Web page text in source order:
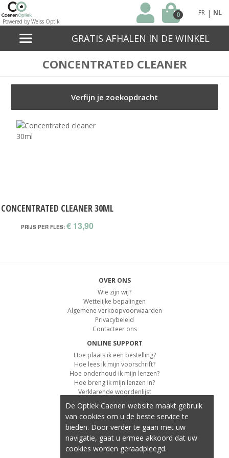
Powered by Weiss Optik
0 FR | NL
GRATIS AFHALEN IN DE WINKEL
CONCENTRATED CLEANER
Verfijn je zoekopdracht
CONCENTRATED CLEANER 30ML
PRIJS PER FLES: € 13,90
OVER ONS
Wie zijn wij?
Wettelijke bepalingen
Algemene verkoopvoorwaarden
Privacybeleid
Contacteer ons
ONLINE SUPPORT
Hoe plaats ik een bestelling?
Hoe lees ik mijn voorschrift?
Hoe onderhoud ik mijn lenzen?
Hoe breng ik mijn lenzen in?
Verklarende woordenlijst
KLANTENSERVICE
Informatie over de levering
Informatie over de betaling
Retourvoorwaarden
ONZE PRODUCTEN
De Optiek Caenen website maakt gebruik
van cookies om u de beste service te
bieden. Door verder te gaan met uw
navigatie, gaat u ermee akkoord dat uw
cookies worden geraadpleegd.